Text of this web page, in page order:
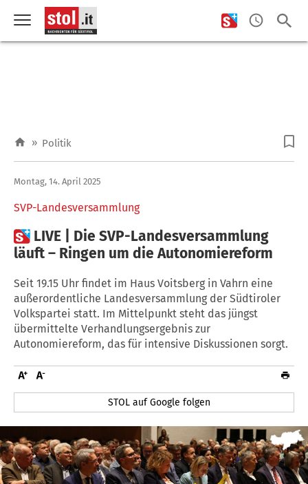
» Politik
SVP-Landesversammlung
Montag, 14. April 2025
 LIVE | Die SVP-Landesversammlung
läuft – Ringen um die Autonomiereform
Seit 19.15 Uhr findet im Haus Voitsberg in Vahrn eine
außerordentliche Landesversammlung der Südtiroler
Volkspartei statt. Im Mittelpunkt steht das jüngst
übermittelte Verhandlungsergebnis zur
Autonomiereform, das für intensive Diskussionen sorgt.
STOL auf Google folgen